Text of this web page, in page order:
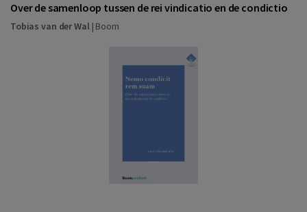
Over de samenloop tussen de rei vindicatio en de condictio
Tobias van der Wal| Boom